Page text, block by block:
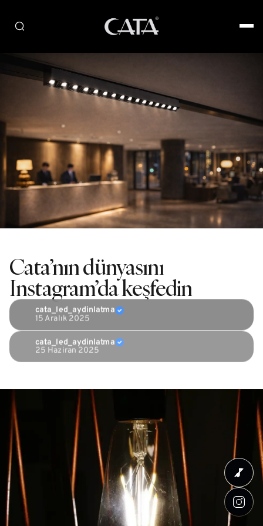
Cata’nın dünyasını
Instagram’da keşfedin
cata_led_aydinlatma
15 Aralık 2025
cata_led_aydinlatma
25 Haziran 2025